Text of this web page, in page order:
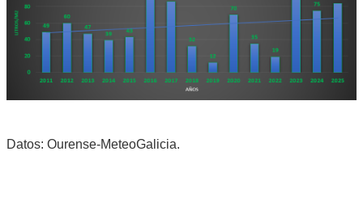
Datos: Ourense-MeteoGalicia.